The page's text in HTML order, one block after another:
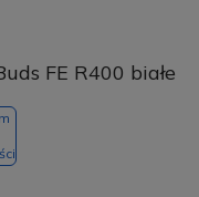
FE R400 białe